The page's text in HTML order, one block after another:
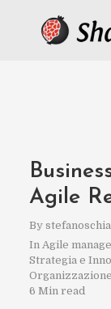
Agile
By
In Agile
Strategia e
Organizzazione
6 Min read